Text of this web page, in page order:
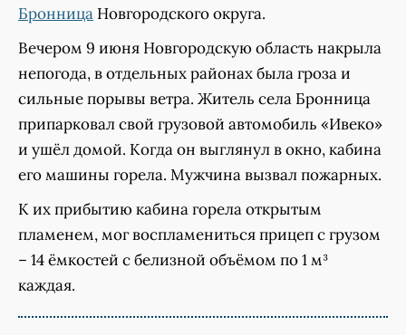
Бронница Новгородского округа.
Вечером 9 июня Новгородскую область накрыла
непогода, в отдельных районах была гроза и
сильные порывы ветра. Житель села Бронница
припарковал свой грузовой автомобиль «Ивеко»
и ушёл домой. Когда он выглянул в окно, кабина
его машины горела. Мужчина вызвал пожарных.
К их прибытию кабина горела открытым
пламенем, мог воспламениться прицеп с грузом
– 14 ёмкостей с белизной объёмом по 1 м³
каждая.